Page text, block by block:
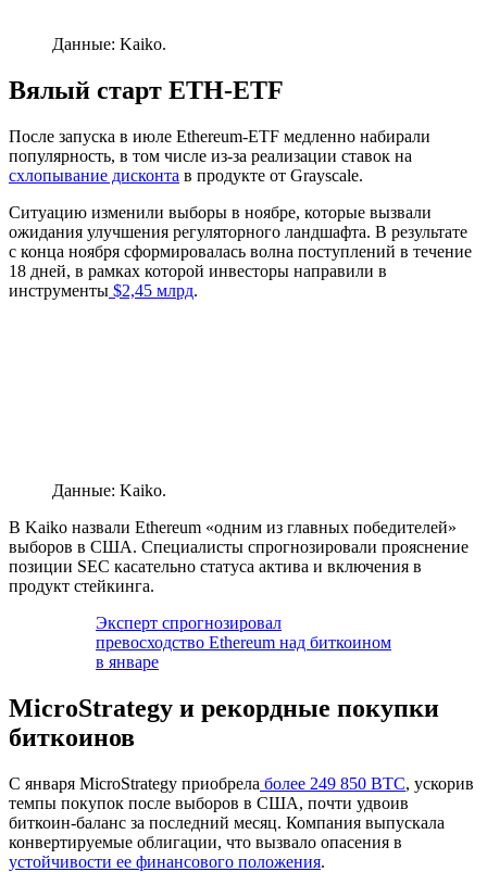
Данные: Kaiko.
Вялый старт ETH-ETF
После запуска в июле Ethereum-ETF медленно набирали
популярность, в том числе из-за реализации ставок на
схлопывание дисконта в продукте от Grayscale.
Ситуацию изменили выборы в ноябре, которые вызвали
ожидания улучшения регуляторного ландшафта. В результате
с конца ноября сформировалась волна поступлений в течение
18 дней, в рамках которой инвесторы направили в
инструменты $2,45 млрд.
Данные: Kaiko.
В Kaiko назвали Ethereum «одним из главных победителей»
выборов в США. Специалисты спрогнозировали прояснение
позиции SEC касательно статуса актива и включения в
продукт стейкинга.
Эксперт спрогнозировал
превосходство Ethereum над биткоином
в январе
MicroStrategy и рекордные покупки
биткоинов
С января MicroStrategy приобрела более 249 850 BTC, ускорив
темпы покупок после выборов в США, почти удвоив
биткоин-баланс за последний месяц. Компания выпускала
конвертируемые облигации, что вызвало опасения в
устойчивости ее финансового положения.